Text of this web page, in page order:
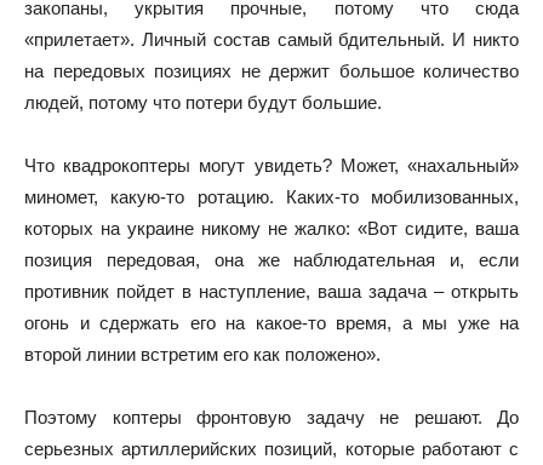
закопаны, укрытия прочные, потому что сюда
«прилетает». Личный состав самый бдительный. И никто
на передовых позициях не держит большое количество
людей, потому что потери будут большие.
Что квадрокоптеры могут увидеть? Может, «нахальный»
миномет, какую-то ротацию. Каких-то мобилизованных,
которых на украине никому не жалко: «Вот сидите, ваша
позиция передовая, она же наблюдательная и, если
противник пойдет в наступление, ваша задача – открыть
огонь и сдержать его на какое-то время, а мы уже на
второй линии встретим его как положено».
Поэтому коптеры фронтовую задачу не решают. До
серьезных артиллерийских позиций, которые работают с